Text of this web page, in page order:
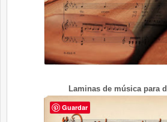
Laminas de música para
Guardar